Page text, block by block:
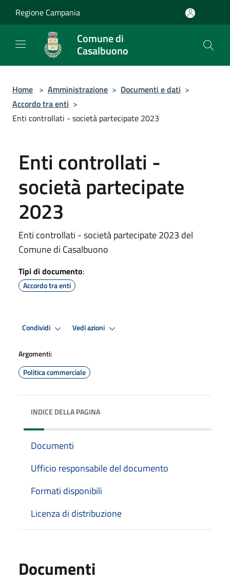
Regione Campania
Comune di
Casalbuono
Home > Amministrazione > Documenti e dati >
Accordo tra enti >
Enti controllati - società partecipate 2023
Enti controllati -
società partecipate
2023
Enti controllati - società partecipate 2023 del
Comune di Casalbuono
Tipi di documento:
Accordo tra enti
Condividi Vedi azioni
Argomenti:
Politica commerciale
INDICE DELLA PAGINA
Documenti
Ufficio responsabile del documento
Formati disponibili
Licenza di distribuzione
Documenti